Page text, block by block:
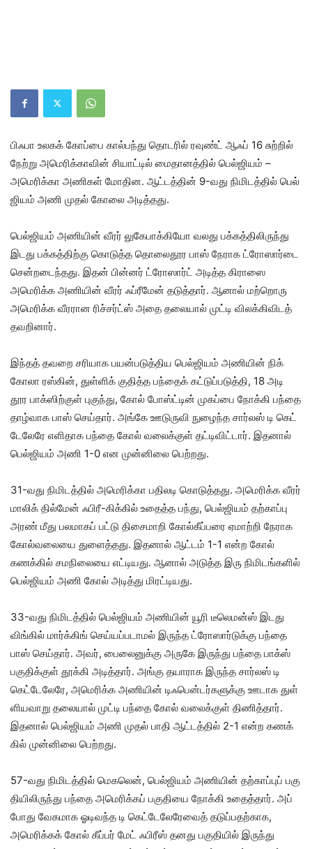
பிஃபா உலகக் கோப்பை கால்​பந்து தொடரில் ரவுண்ட் ஆஃப் 16 சுற்​றில்
நேற்று அமெரிக்​கா​வின் சியாட்​டில் மைதானத்​தில் பெல்ஜியம் –
அமெரிக்கா அணி​கள் மோதின. ஆட்டத்​தின் 9-வது நிமிடத்​தில் பெல்​
ஜி​யம் அணி முதல் கோலை அடித்​தது.
பெல்ஜியம் அணி​யின் வீரர் லுகே​பாக்​கியோ வலது பக்கத்திலிருந்து
இடது பக்​கத்​திற்கு கொடுத்த தொலை​தூர பாஸ் நேராக ட்ரோஸார்டை
சென்​றடைந்​தது. இதன் பின்​னர் ட்ரோஸார்ட் அடித்த கிராஸை
அமெரிக்க அணி​யின் வீரர் ஃப்​ரீமேன் தடுத்​தார். ஆனால் மற்​றொரு
அமெரிக்க வீர​ரான ரிச்சர்ட்ஸ் அதை தலை​யால் முட்டி விலக்​கி​விடத்
தவறி​னார்.
இந்​தத் தவறை சரி​யாக பயன்​படுத்​திய பெல்​ஜி​யம் அணி​யின் நிக்​
கோலா ரஸ்​கின், துள்​ளிக் குதித்த பந்​தைக் கட்​டுப்​படுத்​தி, 18 அடி
தூர பாக்​ஸிற்​குள் புகுந்​து, கோல் போஸ்ட்​டின் முகப்பை நோக்கி பந்தை
தாழ்​வாக பாஸ் செய்​தார். அங்கே ஊடுருவி நுழைந்த சார்​லஸ் டி கெட்​
டேலேரே எளி​தாக பந்தை கோல் வலைக்​குள் தட்​டி​விட்​டார். இதனால்
பெல்​ஜி​யம் அணி 1-0 என முன்​னிலை பெற்​றது.
31-வது நிமிடத்​தில் அமெரிக்கா பதிலடி கொடுத்​தது. அமெரிக்க வீரர்
மாலிக் தில்​மேன் ஃபிரீ-கிக்​கில் உதைத்த பந்​து, பெல்​ஜி​யம் தற்​காப்பு
அரண் மீது பலமாகப் பட்டு திசை​மாறி கோல்​கீப்​பரை ஏமாற்றி நேராக
கோல்​வலையை துளைத்​தது. இதனால் ஆட்​டம் 1-1 என்ற கோல்
கணக்​கில் சமநிலையை எட்​டியது. ஆனால் அடுத்த இரு நிமிடங்​களில்
பெல்​ஜி​யம் அணி கோல் அடித்து மிரட்​டியது.
33-வது நிமிடத்​தில் பெல்​ஜி​யம் அணி​யின் யூரி டீலெமன்ஸ் இடது
விங்​கில் மார்க்​கிங் செய்​யப்​ப​டா​மல் இருந்த ட்ரோஸார்​டுக்கு பந்தை
பாஸ் செய்​தார். அவர், பைலைனுக்கு அருகே இருந்து பந்தை பாக்ஸ்
பகு​திக்​குள் தூக்கி அடித்​தார். அங்கு தயா​ராக இருந்த சார்​லஸ் டி
கெட்​டேலேரே, அமெரிக்க அணி​யின் டிஃபென்​டர்​களுக்கு ஊடாக துள்​
ளிய​வாறு தலை​யால் முட்டி பந்தை கோல் வலைக்​குள் திணித்​தார்.
இதனால் பெல்​ஜி​யம் அணி முதல் பாதி ஆட்​டத்​தில் 2-1 என்ற கணக்​
கில் முன்​னிலை பெற்​றது.
57-வது நிமிடத்​தில் மெகலென், பெல்​ஜி​யம் அணி​யின் தற்​காப்​புப் பகு​
தியி​லிருந்து பந்தை அமெரிக்​கப் பகு​தியை நோக்கி உதைத்​தார். அப்​
போது வேக​மாக ஓடிவந்த டி கெட்​டேலேரே​வைத் தடுப்​ப​தற்​காக,
அமெரிக்​கக் கோல் கீப்​பர் மேட் ஃபிரீஸ் தனது பகு​தி​யில் இருந்து